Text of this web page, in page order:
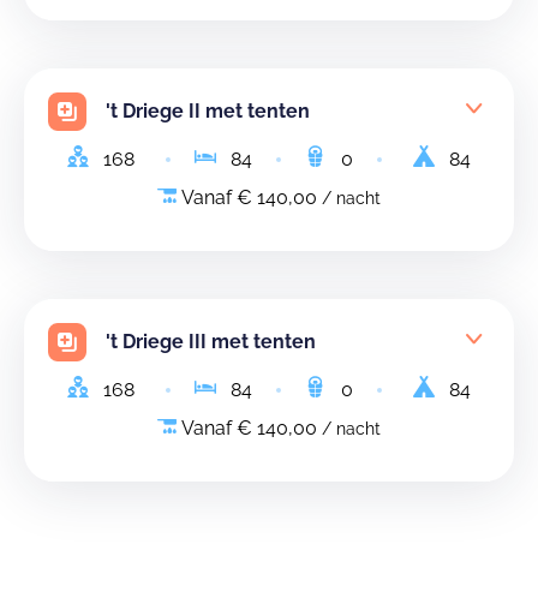
't Driege II met tenten
168 84 0
84
Vanaf € 140,00 / nacht
't Driege III met tenten
168 84 0
84
Vanaf € 140,00 / nacht